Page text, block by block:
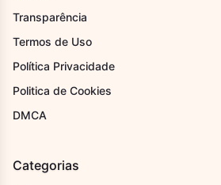
Transparência
Termos de Uso
Política Privacidade
Politica de Cookies
DMCA
Categorias